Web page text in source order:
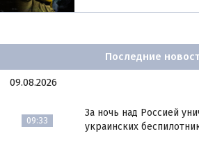
Последние
09.08.2026
09:33
За ночь над Россией
украинских